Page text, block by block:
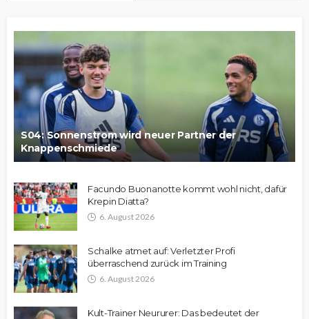
S04: Sonnenstrom wird neuer Partner der
Knappenschmiede
Facundo Buonanotte kommt wohl nicht, dafür
Krepin Diatta?
6. August 2026
Schalke atmet auf: Verletzter Profi
überraschend zurück im Training
6. August 2026
Kult-Trainer Neururer: Das bedeutet der